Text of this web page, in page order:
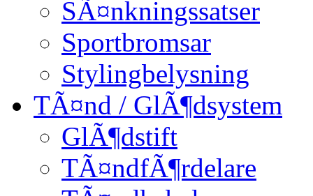
SÃ¤nkningssatser
Sportbromsar
Stylingbelysning
TÃ¤nd / GlÃ¶dsystem
GlÃ¶dstift
TÃ¤ndfÃ¶rdelare